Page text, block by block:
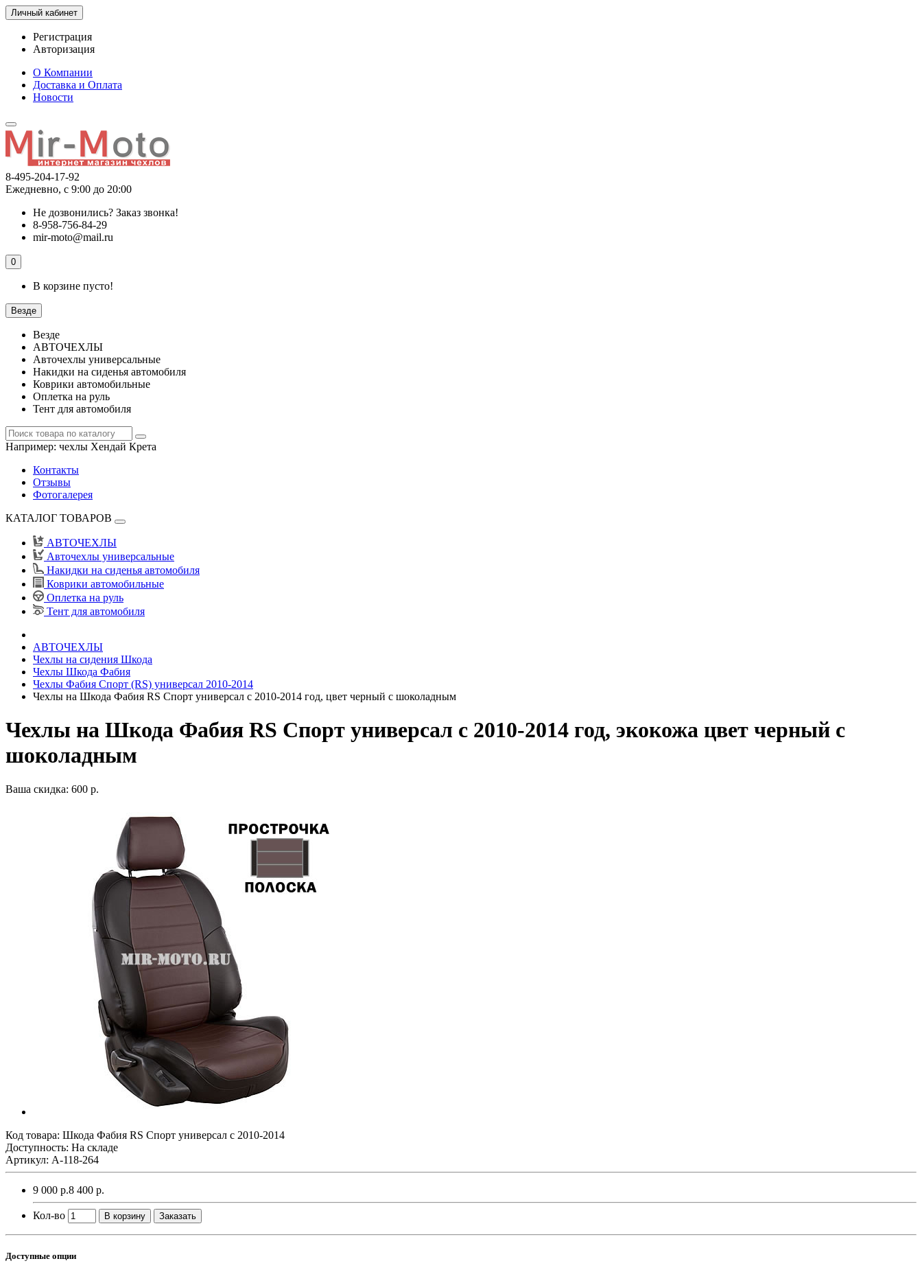
Личный кабинет
Регистрация
Авторизация
О Компании
Доставка и Оплата
Новости
8-495-204-17-92
Ежедневно, с 9:00 до 20:00
Не дозвонились? Заказ звонка!
8-958-756-84-29
mir-moto@mail.ru
0
В корзине пусто!
Везде
Везде
АВТОЧЕХЛЫ
Авточехлы универсальные
Накидки на сиденья автомобиля
Коврики автомобильные
Оплетка на руль
Тент для автомобиля
Например: чехлы Хендай Крета
Контакты
Отзывы
Фотогалерея
КАТАЛОГ ТОВАРОВ
АВТОЧЕХЛЫ
Авточехлы универсальные
Накидки на сиденья автомобиля
Коврики автомобильные
Оплетка на руль
Тент для автомобиля
АВТОЧЕХЛЫ
Чехлы на сидения Шкода
Чехлы Шкода Фабия
Чехлы Фабия Спорт (RS) универсал 2010-2014
Чехлы на Шкода Фабия RS Спорт универсал с 2010-2014 год, цвет черный с шоколадным
Чехлы на Шкода Фабия RS Спорт универсал с 2010-2014 год, экокожа цвет черный с
шоколадным
Ваша скидка: 600 р.
Код товара: Шкода Фабия RS Спорт универсал с 2010-2014
Доступность: На складе
Артикул: A-118-264
9 000 р.8 400 р.
Кол-во В корзину Заказать
Доступные опции